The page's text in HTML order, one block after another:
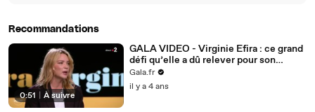
Recommandations
0:51 À suivre
GALA VIDEO - Virginie Efira : ce grand
défi qu’elle a dû relever pour son
nouveau film
Gala.fr
il y a 4 ans